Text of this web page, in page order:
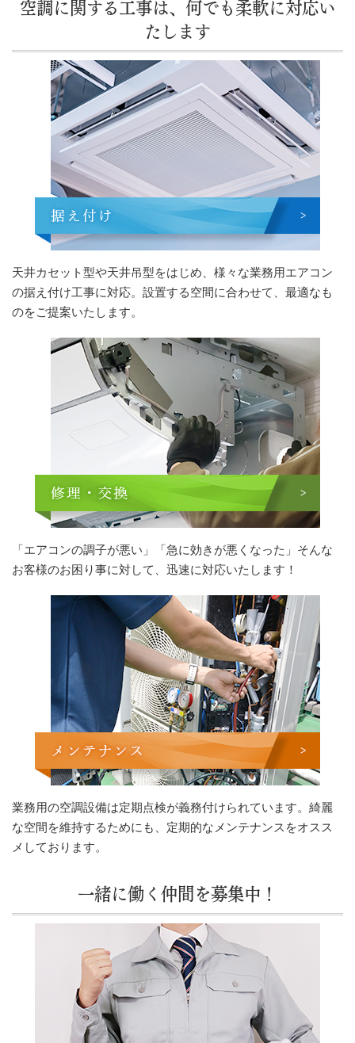
空調に関する工事は、何でも柔軟に対応い
たします
天井カセット型や天井吊型をはじめ、様々な業務用エアコン
の据え付け工事に対応。設置する空間に合わせて、最適なも
のをご提案いたします。
「エアコンの調子が悪い」「急に効きが悪くなった」そんな
お客様のお困り事に対して、迅速に対応いたします！
業務用の空調設備は定期点検が義務付けられています。綺麗
な空間を維持するためにも、定期的なメンテナンスをオスス
メしております。
一緒に働く仲間を募集中！